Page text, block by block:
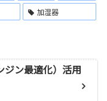
加湿器
ジン最適化）活用